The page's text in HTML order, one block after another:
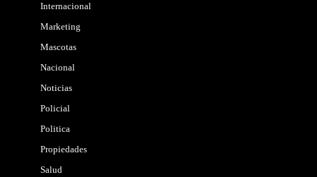
Internacional
Marketing
Mascotas
Nacional
Noticias
Policial
Politica
Propiedades
Salud